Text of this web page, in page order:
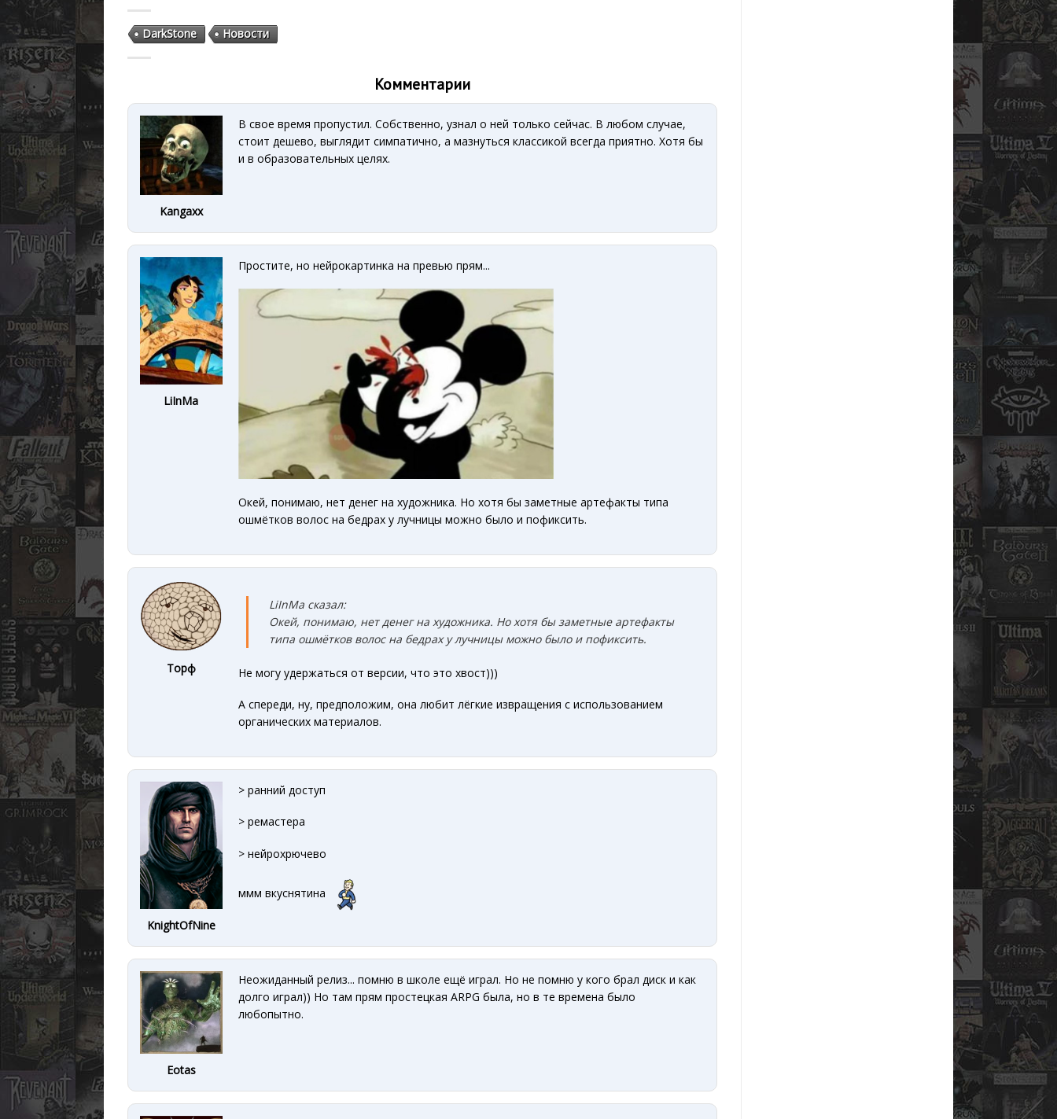
DarkStone Новости
Комментарии
Kangaxx
В свое время пропустил. Собственно, узнал о ней только сейчас. В любом случае,
стоит дешево, выглядит симпатично, а мазнуться классикой всегда приятно. Хотя бы
и в образовательных целях.
LiInMa
Простите, но нейрокартинка на превью прям...
Окей, понимаю, нет денег на художника. Но хотя бы заметные артефакты типа
ошмётков волос на бедрах у лучницы можно было и пофиксить.
Торф
LiInMa сказал:
Окей, понимаю, нет денег на художника. Но хотя бы заметные артефакты
типа ошмётков волос на бедрах у лучницы можно было и пофиксить.
Не могу удержаться от версии, что это хвост)))
А спереди, ну, предположим, она любит лёгкие извращения с использованием
органических материалов.
KnightOfNine
> ранний доступ
> ремастера
> нейрохрючево
ммм вкуснятина
Eotas
Неожиданный релиз... помню в школе ещё играл. Но не помню у кого брал диск и как
долго играл)) Но там прям простецкая ARPG была, но в те времена было
любопытно.